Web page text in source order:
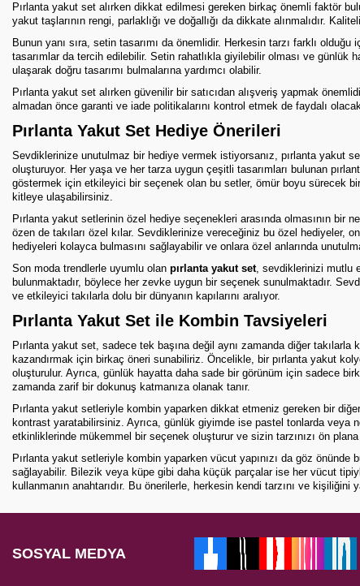
Pırlanta yakut set alırken dikkat edilmesi gereken birkaç önemli faktör
yakut taşlarının rengi, parlaklığı ve doğallığı da dikkate alınmalıdır.
Bunun yanı sıra, setin tasarımı da önemlidir. Herkesin tarzı farklı
tasarımlar da tercih edilebilir. Setin rahatlıkla giyilebilir olması ve
ulaşarak doğru tasarımı bulmalarına yardımcı olabilir.
Pırlanta yakut set alırken güvenilir bir satıcıdan alışveriş yapmak
almadan önce garanti ve iade politikalarını kontrol etmek de faydalı
Pırlanta Yakut Set Hediye Önerileri
Sevdiklerinize unutulmaz bir hediye vermek istiyorsanız, pırlanta yakut
oluşturuyor. Her yaşa ve her tarza uygun çeşitli tasarımları bulunan
göstermek için etkileyici bir seçenek olan bu setler, ömür boyu sürecek
kitleye ulaşabilirsiniz.
Pırlanta yakut setlerinin özel hediye seçenekleri arasında olmasının bir
özen de takıları özel kılar. Sevdiklerinize vereceğiniz bu özel hediyeler,
hediyeleri kolayca bulmasını sağlayabilir ve onlara özel anlarında
Son moda trendlerle uyumlu olan pırlanta yakut set, sevdiklerinizi mutlu
bulunmaktadır, böylece her zevke uygun bir seçenek sunulmaktadır.
ve etkileyici takılarla dolu bir dünyanın kapılarını aralıyor.
Pırlanta Yakut Set ile Kombin Tavsiyeleri
Pırlanta yakut set, sadece tek başına değil aynı zamanda diğer
kazandırmak için birkaç öneri sunabiliriz. Öncelikle, bir pırlanta yakut
oluşturulur. Ayrıca, günlük hayatta daha sade bir görünüm için sadece
zamanda zarif bir dokunuş katmanıza olanak tanır.
Pırlanta yakut setleriyle kombin yaparken dikkat etmeniz gereken bir
kontrast yaratabilirsiniz. Ayrıca, günlük giyimde ise pastel tonlarda veya
etkinliklerinde mükemmel bir seçenek oluşturur ve sizin tarzınızı ön
Pırlanta yakut setleriyle kombin yaparken vücut yapınızı da göz
sağlayabilir. Bilezik veya küpe gibi daha küçük parçalar ise her vücut
kullanmanın anahtarıdır. Bu önerilerle, herkesin kendi tarzını ve
SOSYAL MEDYA